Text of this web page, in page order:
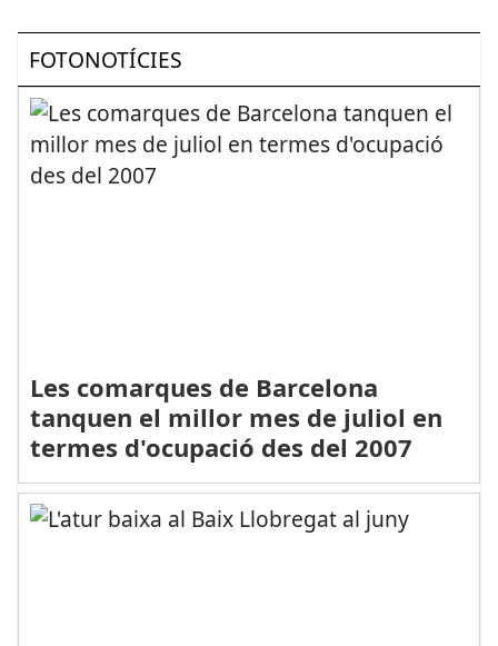
FOTONOTÍCIES
Les comarques de Barcelona
tanquen el millor mes de juliol en
termes d'ocupació des del 2007